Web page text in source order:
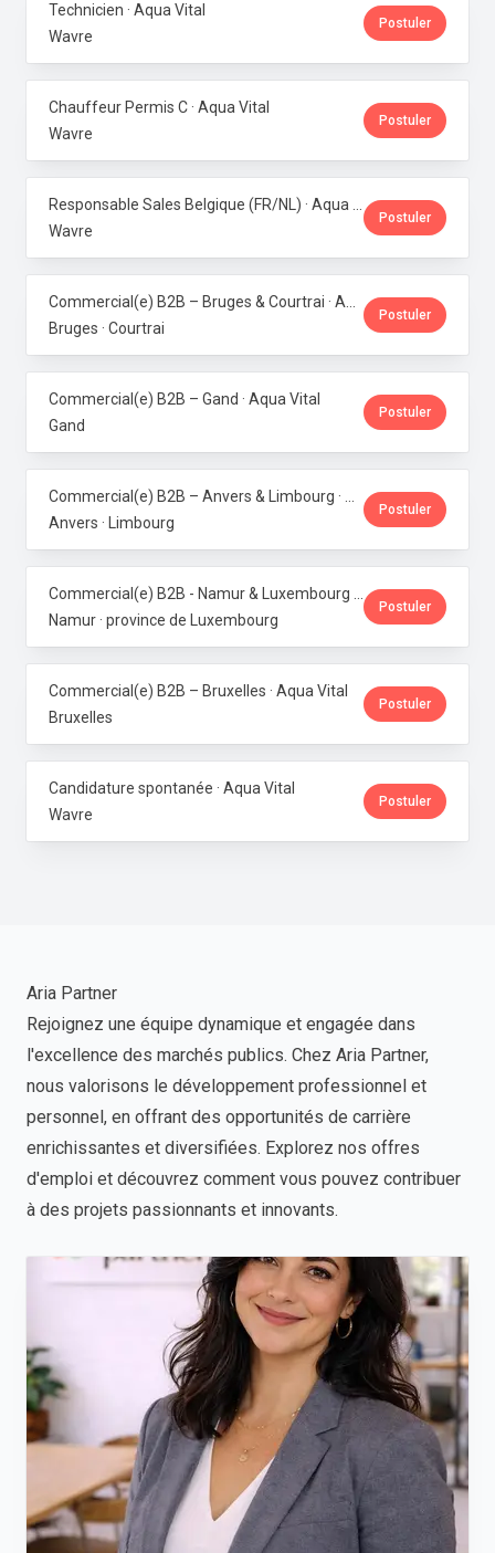
Technicien · Aqua Vital
Wavre
Postuler
Chauffeur Permis C · Aqua Vital
Wavre
Postuler
Wavre
Postuler
Bruges · Courtrai
Postuler
Commercial(e) B2B – Gand · Aqua Vital
Gand
Postuler
Anvers · Limbourg
Postuler
Namur · province de Luxembourg
Postuler
Commercial(e) B2B – Bruxelles · Aqua Vital
Bruxelles
Postuler
Candidature spontanée · Aqua Vital
Wavre
Postuler
Aria Partner
Rejoignez une équipe dynamique et engagée dans
l'excellence des marchés publics. Chez Aria Partner,
nous valorisons le développement professionnel et
personnel, en offrant des opportunités de carrière
enrichissantes et diversifiées. Explorez nos offres
d'emploi et découvrez comment vous pouvez contribuer
à des projets passionnants et innovants.